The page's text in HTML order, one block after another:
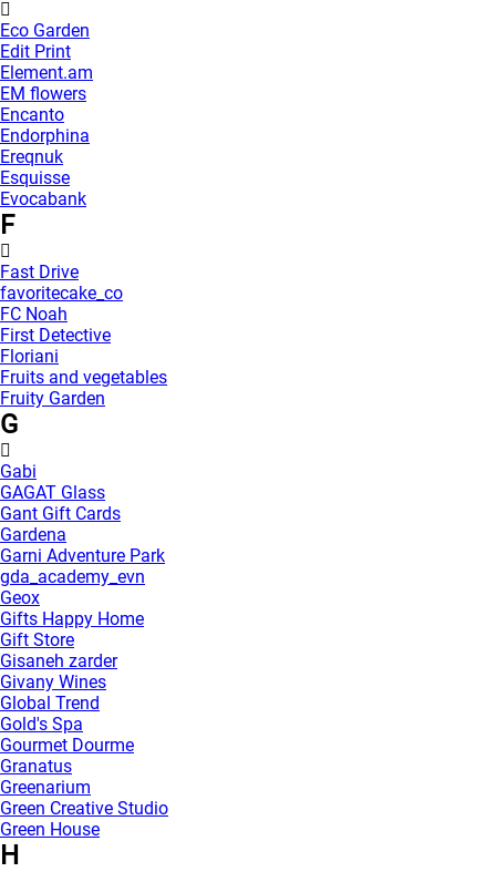
Eco Garden
Edit Print
Element.am
EM flowers
Encanto
Endorphina
Ereqnuk
Esquisse
Evocabank
F
Fast Drive
favoritecake_co
FC Noah
First Detective
Floriani
Fruits and vegetables
Fruity Garden
G
Gabi
GAGAT Glass
Gant Gift Cards
Gardena
Garni Adventure Park
gda_academy_evn
Geox
Gifts Happy Home
Gift Store
Gisaneh zarder
Givany Wines
Global Trend
Gold's Spa
Gourmet Dourme
Granatus
Greenarium
Green Creative Studio
Green House
H